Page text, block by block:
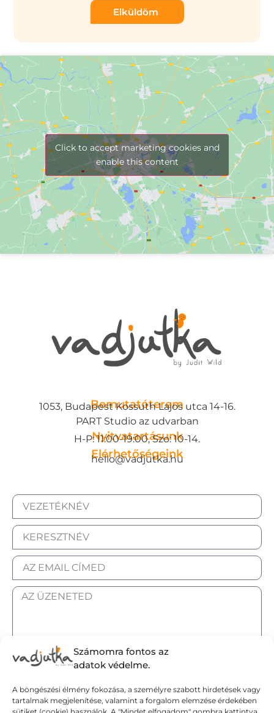
Számomra fontos az
adatok védelme.
A böngészési élmény fokozása, a személyre szabott hirdetések vagy
tartalmak megjelenítése, valamint a forgalom elemzése érdekében
Elküldöm
Click to accept marketing cookies and
enable this content
Bemutatóterem
1053, Budapest Kossuth Lajos utca 14-16.
PART Studio az udvarban
Nyitvatartásunk
H-P: 11:00-19:00, Szo: 10-14.
Elérhetőségeink
hello@vadjutka.hu
ELFOGADOM AZ ADATKEZELÉSI TÁJÉKOZTATÓT.
Elküldöm